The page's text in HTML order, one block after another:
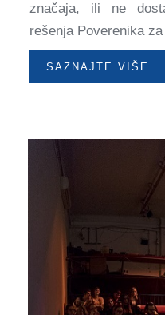
značaja, ili ne
rešenja Poverenika
SAZNAJTE VIŠE